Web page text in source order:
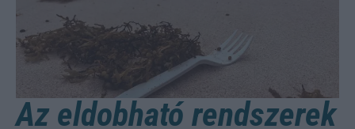
Az eldobható rendszerek